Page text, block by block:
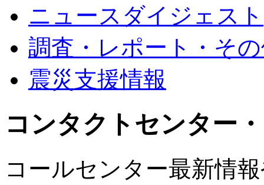
ニュースダイジェスト
調査・レポート・そ
震災支援情報
コンタクトセンター
コールセンター最新情